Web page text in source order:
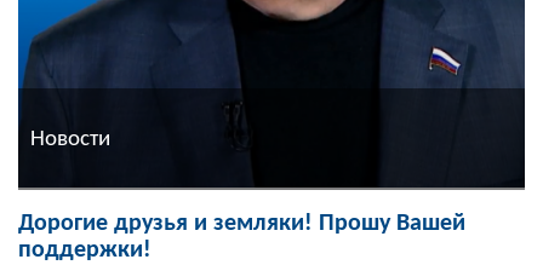
Новости
Дорогие друзья и земляки! Прошу Вашей
поддержки!